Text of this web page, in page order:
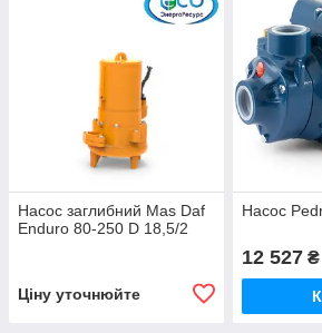
Насос заглибний Mas Daf
Enduro 80-250 D 18,5/2
Ціну уточнюйте
Насос
12 527₴